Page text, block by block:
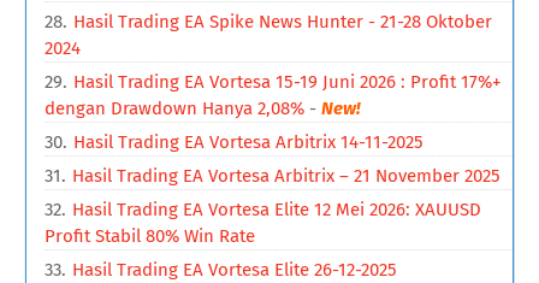
Hasil Trading EA Spike News Hunter - 21-28 Oktober
2024
Hasil Trading EA Vortesa 15-19 Juni 2026 : Profit 17%+
dengan Drawdown Hanya 2,08% -New!
Hasil Trading EA Vortesa Arbitrix 14-11-2025
Hasil Trading EA Vortesa Arbitrix – 21 November 2025
Hasil Trading EA Vortesa Elite 12 Mei 2026: XAUUSD
Profit Stabil 80% Win Rate
Hasil Trading EA Vortesa Elite 26-12-2025